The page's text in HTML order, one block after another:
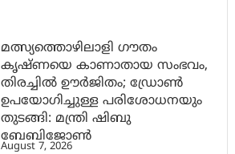
മത്സ്യത്തൊഴിലാളി ഗൗതം
കൃഷ്ണയെ കാണാതായ സംഭവം,
തിരച്ചിൽ ഊർജിതം; ഡ്രോണ്‍
ഉപയോഗിച്ചുള്ള പരിശോധനയും
തുടങ്ങി: മന്ത്രി ഷിബു
ബേബിജോണ്‍
August 7, 2026